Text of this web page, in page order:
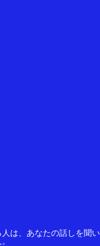
は、あなたの話しを聞い